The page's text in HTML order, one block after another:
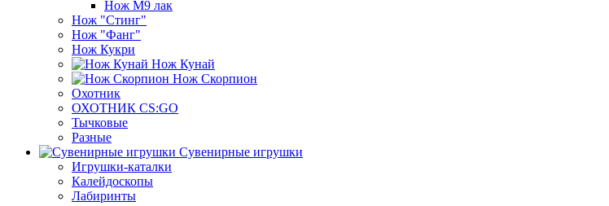
Нож М9 лак
Нож "Стинг"
Нож "Фанг"
Нож Кукри
Нож Кунай
Нож Скорпион
Охотник
ОХОТНИК CS:GO
Тычковые
Разные
Сувенирные игрушки
Игрушки-каталки
Калейдоскопы
Лабиринты